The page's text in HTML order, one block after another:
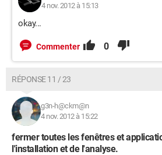
4 nov. 2012 à 15:13
okay...
Commenter 0
RÉPONSE 11 / 23
g3n-h@ckm@n
4 nov. 2012 à 15:22
fermer toutes les fenêtres et
l'installation et de l'analyse.